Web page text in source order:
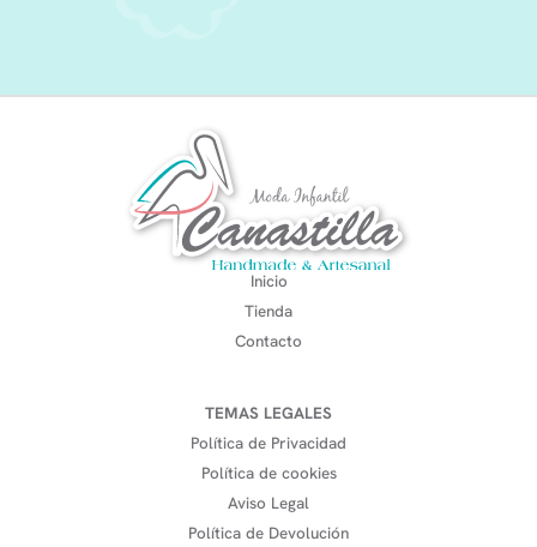
Inicio
Tienda
Contacto
TEMAS LEGALES
Política de Privacidad
Política de cookies
Aviso Legal
Política de Devolución